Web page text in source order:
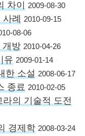
차이 2009-08-30
례 2010-09-15
08-06
개방 2010-04-26
유 2009-01-14
한 소설 2008-06-17
종료 2010-02-05
의 기술적 도전
경제학 2008-03-24